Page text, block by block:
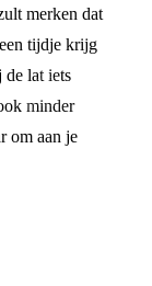
merken dat
tijdje krijg
lat iets
minder
om aan je